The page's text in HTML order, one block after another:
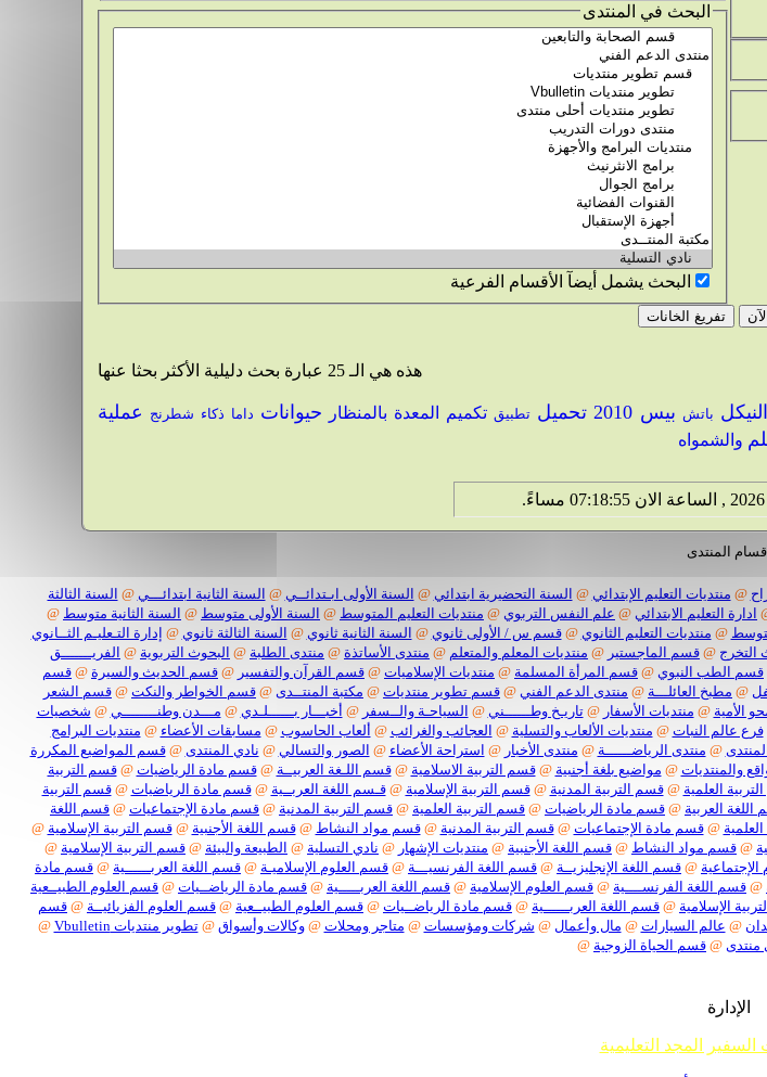
البحث في المنتدى
البحث يشمل أيضآ الأقسام الفرعية
هذه هي الـ 25 عبارة بحث دليلية الأكثر بحثا عنها
النيكل باتش بيس 2010 تحميل تطبيق تكميم المعدة بالمنظار حيوانات داما ذكاء شطرنج عملية
والشمواه
المنتدى
@ منتديات التعليم الإبتدائي @ السنة التحضيرية ابتدائي @ السنة الأولى ابـتدائــي @ السنة الثانية ابتدائـــي @ السنة الثالثة
ادارة التعليم الابتدائي @ علم النفس التربوي @ منتديات التعليم المتوسط @ السنة الأولى متوسط @ السنة الثانية متوسط @
@ منتديات التعليم الثانوي @قسم س / الأولى ثانوي @ السنة الثانية ثانوي @ السنة الثالثة ثانوي @ إدارة التـعليـم الثــانوي
@ قسم الماجستير @ منتديات المعلم والمتعلم @ منتدى الأساتذة @ منتدى الطلبة @ البحوث التربوية @ الفريـــــــق
قسم الطب النبوي @ قسم المرأة المسلمة @ منتديات الإسلاميات @ قسم القرآن والتفسير @ قسم الحديث والسيرة @ قسم
@ مطبخ العائلـــة @ منتدى الدعم الفني @ قسم تطوير منتديات @ مكتبة المنتــدى @ قسم الخواطر والنكت @ قسم الشعر
الأمية @ منتديات الأسفار @تاريـخ وطــــــني @ السياحـة والــسفر @ أخبـــار بــــــلـدي @ مـــدن وطنــــــــي @ شخصيات
فرع عالم النبات @ منتديات الألعاب والتسلية @ العجائب والغرائب @ ألعاب الحاسوب @ مسابقات الأعضاء @ منتديات البرامج
@ منتدى الرياضــــــة @ منتدى الأخبار @ استراحة الأعضاء @ الصور والتسالي @ نادي المنتدى @قسم المواضيع المكررة
والمنتديات @ مواضيع بلغة أجنبية @قسم التربية الاسلامية @قسم اللـغة العربيــة @قسم مادة الرياضيات @قسم التربية
العلمية @قسم التربية المدنية @قسم التربية الإسلامية @قـسم اللغة العربــية @قسم مادة الرياضيات @قسم التربية
العربية @ قسم مادة الرياضيات @ قسم التربية العلمية @ قسم التربية المدنية @ قسم مادة الإجتماعيات @ قسم اللغة
@قسم مادة الإجتماعيات @قسم التربية المدنية @قسم مواد النشاط @قسم اللغة الأجنبية @قسم التربية الإسلامية @
@ قسم مواد النشاط @ قسم اللغة الأجنبية @ منتديات الإشهار @ نادي التسلية @ الطبيعة والبيئة @ قسم التربية الإسلامية @
@ قسم اللغة الإنجليزيــة @ قسم اللغة الفرنسيـــة @ قسم العلوم الإسلاميـة @ قسم اللغة العربــــــية @ قسم مادة
@ قسم اللغة الفرنســــية @ قسم العلوم الإسلامية @ قسم اللغة العربـــــية @ قسم مادة الرياضــيات @ قسم العلوم الطبيــعية
الإسلامية @ قسم اللغة العربــــــية @ قسم مادة الرياضــيات @ قسم العلوم الطبيــعية @ قسم العلوم الفزيائيــة @ قسم
@ عالم السيارات @ مال وأعمال @ شركات ومؤسسات @ متاجر ومحلات @وكالات وأسواق @تطوير منتديات Vbulletin
@
منتدى @ قسم الحياة الزوجية @
الإدارة
السفير المجد التعليمية